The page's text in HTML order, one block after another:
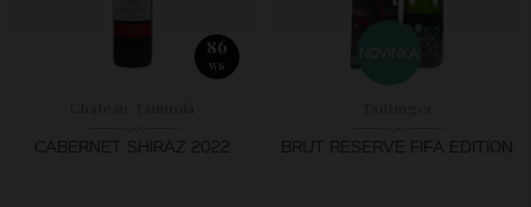
86
WS
CABERNET SHIRAZ 2022 BRUT RESERVE FIFA EDITION